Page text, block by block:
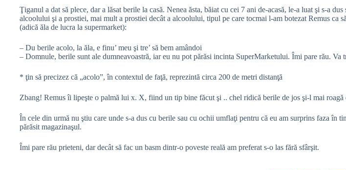
Ţiganul a dat să plece, dar a lăsat berile la casă. Nenea ăsta, băiat cu cei 7 ani de-acasă, le-a luat şi s-a
alcoolului şi a prostiei, mai mult a prostiei decât a alcoolului, tipul pe care tocmai l-am botezat Remus
(adică ăla de lucra la supermarket):
– Du berile acolo, la ăla, e finu’ meu şi tre’ să bem amândoi
– Domnule, berile sunt ale dumneavoastră, iar eu nu pot părăsi incinta SuperMarketului. Îmi pare rău. Va
* ţin să precizez că „acolo”, în contextul de faţă, reprezintă circa 200 de metri distanţă
Zbang! Remus îi lipeşte o palmă lui x. X, fiind un tip bine făcut şi .. chel ridică berile de jos şi-l mai
În cele din urmă nu ştiu care unde s-a dus cu berile sau cu ochii umflaţi pentru că eu am surprins faza în
părăsit magazinaşul.
Îmi pare rău prieteni, dar decât să fac un basm dintr-o poveste reală am preferat s-o las fără sfârşit.